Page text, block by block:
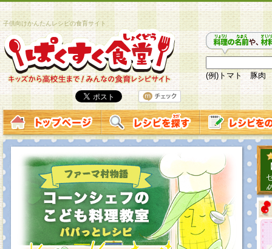
子供向けかんたんレシピの食育サイト
(例)トマト 豚肉